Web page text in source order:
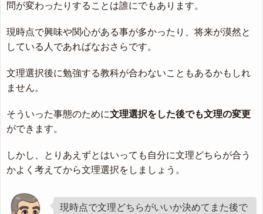
問が変わったりすることは誰にでもあります。
現時点で興味や関心がある事が多かったり、将来が漠然と
している人であればなおさらです。
文理選択後に勉強する教科が合わないこともあるかもしれ
ません。
そういった事態のために文理選択をした後でも文理の変更
ができます。
しかし、とりあえずとはいっても自分に文理どちらが合う
かよく考えてから文理選択をしましょう。
現時点で文理どちらがいいか決めてまた後で